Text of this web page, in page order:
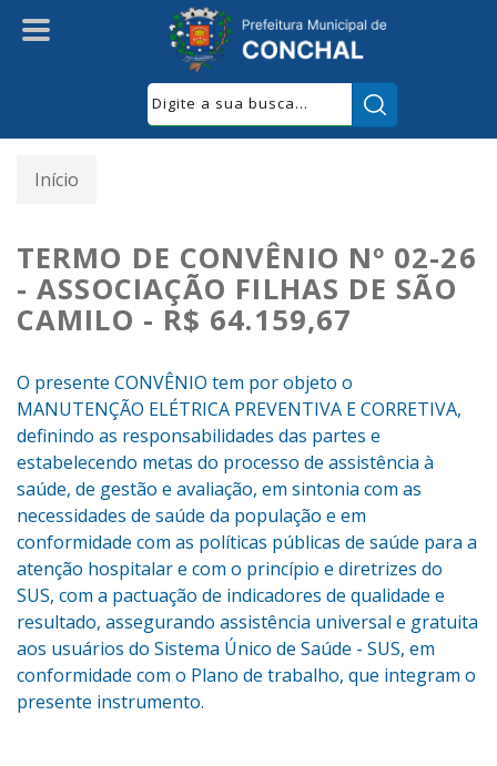
Início
TERMO DE CONVÊNIO Nº 02-26
- ASSOCIAÇÃO FILHAS DE SÃO
CAMILO - R$ 64.159,67
O presente CONVÊNIO tem por objeto o
MANUTENÇÃO ELÉTRICA PREVENTIVA E CORRETIVA,
definindo as responsabilidades das partes e
estabelecendo metas do processo de assistência à
saúde, de gestão e avaliação, em sintonia com as
necessidades de saúde da população e em
conformidade com as políticas públicas de saúde para a
atenção hospitalar e com o princípio e diretrizes do
SUS, com a pactuação de indicadores de qualidade e
resultado, assegurando assistência universal e gratuita
aos usuários do Sistema Único de Saúde - SUS, em
conformidade com o Plano de trabalho, que integram o
presente instrumento.